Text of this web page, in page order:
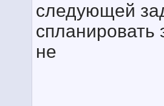
следующей
спланировать
не